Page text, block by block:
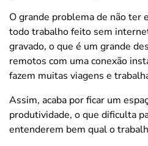
O grande problema de não ter
todo trabalho feito sem
gravado, o que é um grande
remotos com uma conexão
fazem muitas viagens e
Assim, acaba por ficar um
produtividade, o que dificulta
entenderem bem qual o